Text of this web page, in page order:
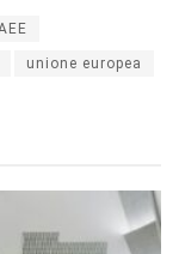
unione europea